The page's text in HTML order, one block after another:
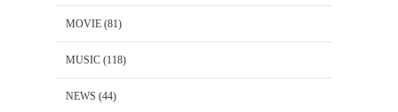
MOVIE (81)
MUSIC (118)
NEWS (44)